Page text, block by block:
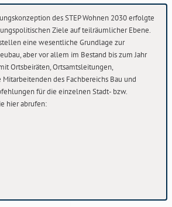
des STEP Wohnen 2030 erfolgte
Ziele auf teilräumlicher Ebene.
eine wesentliche Grundlage zur
aber vor allem im Bestand bis zum Jahr
Ortsbeiräten, Ortsamtsleitungen,
des Fachbereichs Bau und
für die einzelnen Stadt- bzw.
hier abrufen: